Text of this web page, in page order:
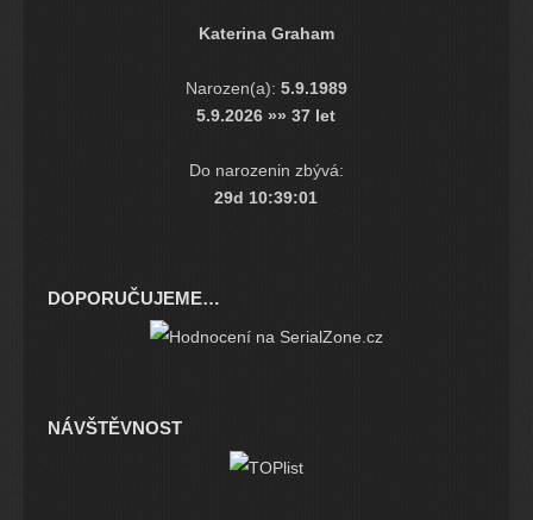
Katerina Graham
Narozen(a): 5.9.1989
5.9.2026 »» 37 let
Do narozenin zbývá:
29d 10:39:01
DOPORUČUJEME…
NÁVŠTĚVNOST